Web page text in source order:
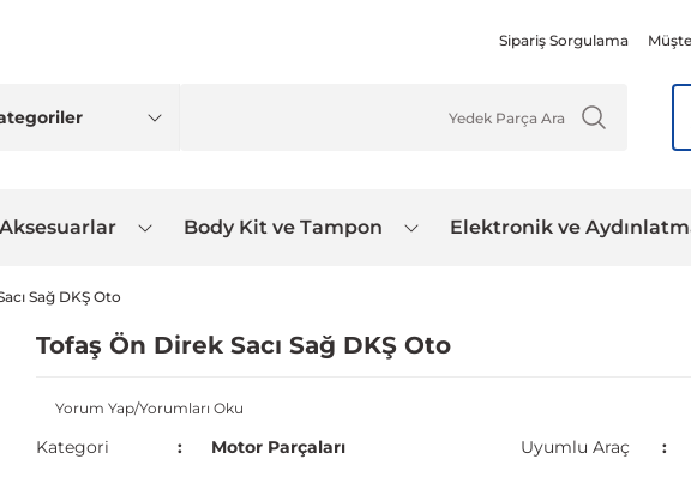
Sipariş Sorgulama
Aksesuarlar Body Kit ve Tampon Elektronik ve
Sağ DKŞ Oto
Tofaş Ön Direk Sacı Sağ DKŞ Oto
Yorum Yap/Yorumları Oku
Kategori Motor Parçaları Uyumlu Araç